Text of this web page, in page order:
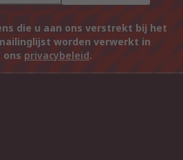
die u aan ons verstrekt bij het
worden verwerkt in
privacybeleid.